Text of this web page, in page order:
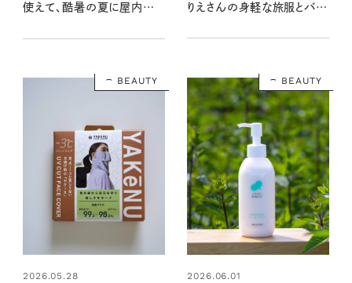
使えて、酷暑の夏に屋内外
りえさんの身軽な旅服とバッ
BEAUTY
2026.05.28
BEAUTY
2026.06.01